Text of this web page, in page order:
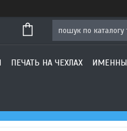
ПЕЧАТЬ НА ЧЕХЛАХ